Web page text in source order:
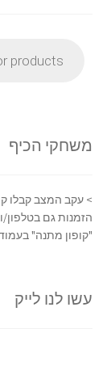
search
משחקי הכיף
"קופון מתנה"
עשו לנו לייק